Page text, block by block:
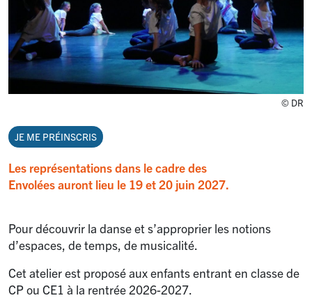
© DR
JE ME PRÉINSCRIS
Les représentations dans le cadre des
Envolées auront lieu le 19 et 20 juin 2027.
Pour découvrir la danse et s’approprier les notions
d’espaces, de temps, de musicalité.
Cet atelier est proposé aux enfants entrant en classe de
CP ou CE1 à la rentrée 2026-2027.